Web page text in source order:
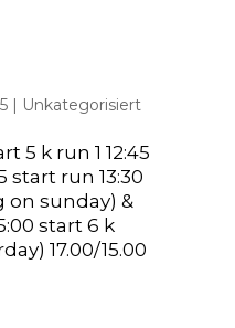
| Unkategorisiert
5 k run 1 12:45
start run 13:30
on sunday) &
start 6 k
17.00/15.00